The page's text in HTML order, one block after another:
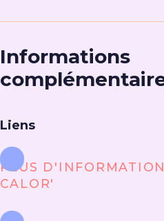
Informations
Liens
PLUS
CALOR'